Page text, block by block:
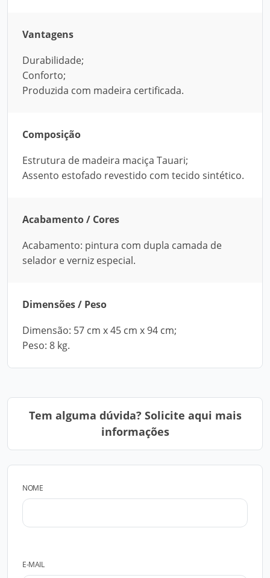
Vantagens
Durabilidade;
Conforto;
Produzida com madeira certificada.
Composição
Estrutura de madeira maciça Tauari;
Assento estofado revestido com tecido sintético.
Acabamento / Cores
Acabamento: pintura com dupla camada de
selador e verniz especial.
Dimensões / Peso
Dimensão: 57 cm x 45 cm x 94 cm;
Peso: 8 kg.
Tem alguma dúvida? Solicite aqui mais
informações
NOME
E-MAIL